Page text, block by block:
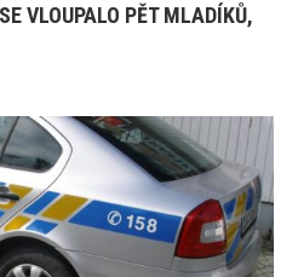
VLOUPALO PĚT MLADÍKŮ,